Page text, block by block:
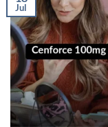
Jul